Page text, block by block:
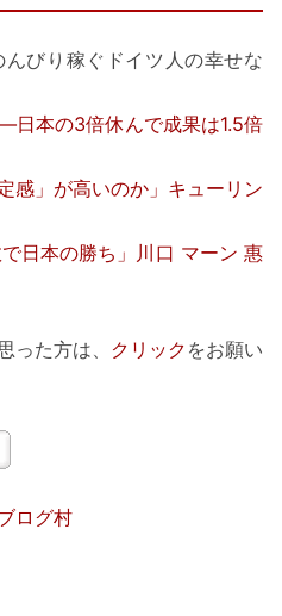
んびり稼ぐドイツ人の幸せな
日本の3倍休んで成果は1.5倍
感」が高いのか」キューリン
日本の勝ち」川口 マーン 惠
った方は、 クリック をお願い
ログ村